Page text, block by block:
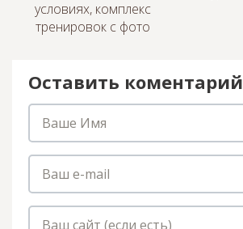
условиях, комплекс
тренировок с фото
Оставить коментарий